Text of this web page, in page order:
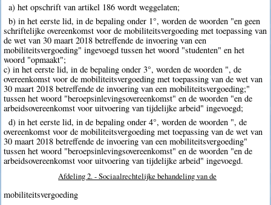
a) het opschrift van artikel 186 wordt weggelaten;
b) in het eerste lid, in de bepaling onder 1°, worden de woorden "en geen
schriftelijke overeenkomst voor de mobiliteitsvergoeding met toepassing van
de wet van 30 maart 2018 betreffende de invoering van een
mobiliteitsvergoeding" ingevoegd tussen het woord "studenten" en het
woord "opmaakt";
c) in het eerste lid, in de bepaling onder 3°, worden de woorden ", de
overeenkomst voor de mobiliteitsvergoeding met toepassing van de wet van
30 maart 2018 betreffende de invoering van een mobiliteitsvergoeding;"
tussen het woord "beroepsinlevingsovereenkomst" en de woorden "en de
arbeidsovereenkomst voor uitvoering van tijdelijke arbeid" ingevoegd;
d) in het eerste lid, in de bepaling onder 4°, worden de woorden ", de
overeenkomst voor de mobiliteitsvergoeding met toepassing van de wet van
30 maart 2018 betreffende de invoering van een mobiliteitsvergoeding"
tussen het woord "beroepsinlevingsovereenkomst" en de woorden "en de
arbeidsovereenkomst voor uitvoering van tijdelijke arbeid" ingevoegd.
Afdeling 2. - Sociaalrechtelijke behandeling van de
mobiliteitsvergoeding